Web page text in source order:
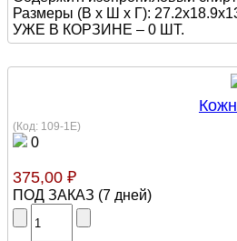
Размеры (В х Ш х Г):
УЖЕ В КОРЗИНЕ – 0 ШТ.
(Код: 109-1Е)
0
375,00 ₽
ПОД ЗАКАЗ (7 дней)